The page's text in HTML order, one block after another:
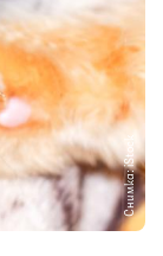
Снимка: iStock